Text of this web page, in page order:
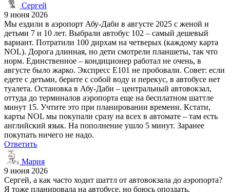
Сергей
9 июня 2026
Мы ездили в аэропорт Абу-Даби в августе 2025 с женой и
детьми 7 и 10 лет. Выбрали автобус 102 – самый дешевый
вариант. Потратили 100 дирхам на четверых (каждому карта
NOL). Дорога длинная, но дети смотрели планшеты, так что
норм. Единственное – кондиционер работал не очень, в
августе было жарко. Экспресс E101 не пробовали. Совет: если
едете с детьми, берите с собой воду и перекус, в автобусе нет
туалета. Остановка в Абу-Даби – центральный автовокзал,
оттуда до терминалов аэропорта еще на бесплатном шаттле
минут 15. Учтите это при планировании времени. Кстати,
карты NOL мы покупали сразу на всех в автомате – там есть
английский язык. На пополнение ушло 5 минут. Заранее
покупать ничего не надо.
Ответить
Мария
9 июня 2026
Сергей, а как часто ходит шаттл от автовокзала до аэропорта?
Я тоже планировала на автобусе, но боюсь опоздать.